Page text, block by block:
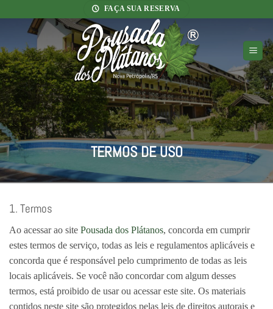
FAÇA SUA RESERVA
TERMOS DE USO
1. Termos
Ao acessar ao site Pousada dos Plátanos, concorda em cumprir
estes termos de serviço, todas as leis e regulamentos aplicáveis ​​e
concorda que é responsável pelo cumprimento de todas as leis
locais aplicáveis. Se você não concordar com algum desses
termos, está proibido de usar ou acessar este site. Os materiais
contidos neste site são protegidos pelas leis de direitos autorais e